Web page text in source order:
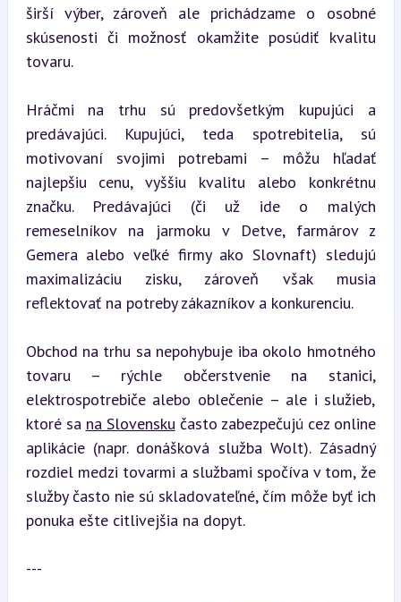
širší výber, zároveň ale prichádzame o osobné
skúsenosti či možnosť okamžite posúdiť kvalitu
tovaru.
Hráčmi na trhu sú predovšetkým kupujúci a
predávajúci. Kupujúci, teda spotrebitelia, sú
motivovaní svojimi potrebami – môžu hľadať
najlepšiu cenu, vyššiu kvalitu alebo konkrétnu
značku. Predávajúci (či už ide o malých
remeselníkov na jarmoku v Detve, farmárov z
Gemera alebo veľké firmy ako Slovnaft) sledujú
maximalizáciu zisku, zároveň však musia
reflektovať na potreby zákazníkov a konkurenciu.
Obchod na trhu sa nepohybuje iba okolo hmotného
tovaru – rýchle občerstvenie na stanici,
elektrospotrebiče alebo oblečenie – ale i služieb,
ktoré sa na Slovensku často zabezpečujú cez online
aplikácie (napr. donášková služba Wolt). Zásadný
rozdiel medzi tovarmi a službami spočíva v tom, že
služby často nie sú skladovateľné, čím môže byť ich
ponuka ešte citlivejšia na dopyt.
---